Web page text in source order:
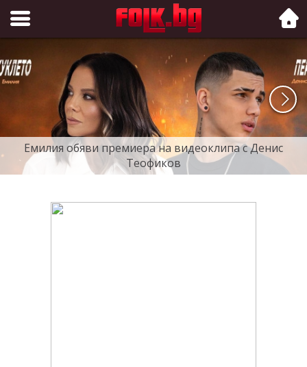
Folk.bg
Емилия обяви премиера на видеоклипа с Денис
Теофиков